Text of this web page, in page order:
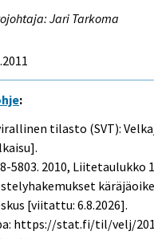
Jari Tarkoma
:
tilasto (SVT):
5803. 2010,
[viitattu: 6.8.2026].
https://stat.fi/til/velj/